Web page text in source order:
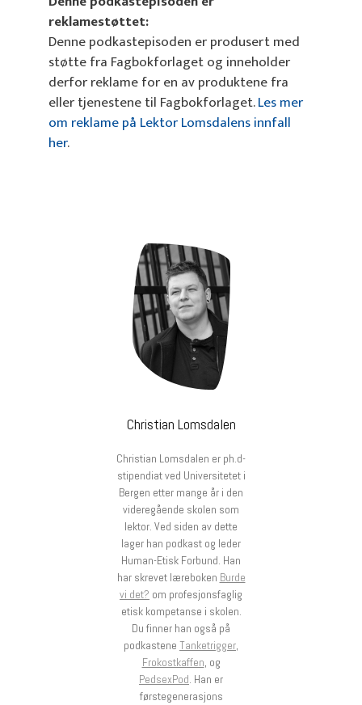
reklamestøttet:
Denne podkastepisoden er produsert med
støtte fra Fagbokforlaget og inneholder
derfor reklame for en av produktene fra
eller tjenestene til Fagbokforlaget.Les mer
om reklame på Lektor Lomsdalens innfall
her.
Christian Lomsdalen
Christian Lomsdalen er ph.d-
stipendiat ved Universitetet i
Bergen etter mange år i den
videregående skolen som
lektor. Ved siden av dette
lager han podkast og leder
Human-Etisk Forbund. Han
har skrevet læreboken Burde
vi det? om profesjonsfaglig
etisk kompetanse i skolen.
Du finner han også på
podkastene Tanketrigger,
Frokostkaffen, og
PedsexPod. Han er
førstegenerasjons